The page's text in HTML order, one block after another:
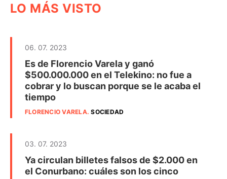
LO MÁS VISTO
06. 07. 2023
Es de Florencio Varela y ganó
$500.000.000 en el Telekino: no fue a
cobrar y lo buscan porque se le acaba el
tiempo
FLORENCIO VARELA.SOCIEDAD
03. 07. 2023
Ya circulan billetes falsos de $2.000 en
el Conurbano: cuáles son los cinco